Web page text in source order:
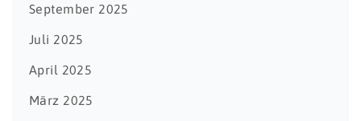
September 2025
Juli 2025
April 2025
März 2025